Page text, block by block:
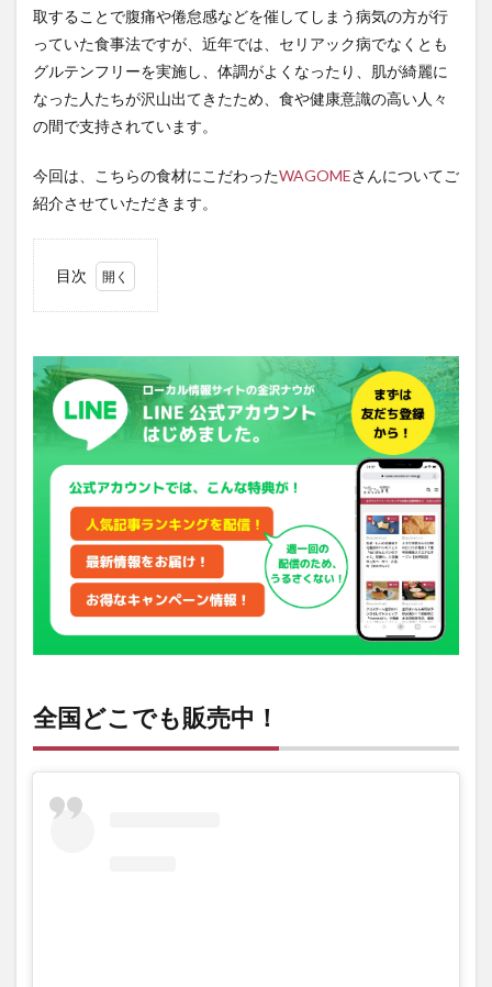
取することで腹痛や倦怠感などを催してしまう病気の方が行
っていた食事法ですが、近年では、セリアック病でなくとも
グルテンフリーを実施し、体調がよくなったり、肌が綺麗に
なった人たちが沢山出てきたため、食や健康意識の高い人々
の間で支持されています。
今回は、こちらの食材にこだわったWAGOMEさんについてご
紹介させていただきます。
目次
でも
販売
中！
2
WAGOME
さんのア
全国どこでも販売中！